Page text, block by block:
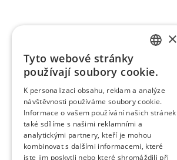
ENGLISH
×
Tyto webové stránky
používají soubory cookie.
K personalizaci obsahu, reklam a analýze
návštěvnosti používáme soubory cookie.
Informace o vašem používání našich stránek
také sdílíme s našimi reklamními a
analytickými partnery, kteří je mohou
kombinovat s dalšími informacemi, které
jste jim poskytli nebo které shromáždili při